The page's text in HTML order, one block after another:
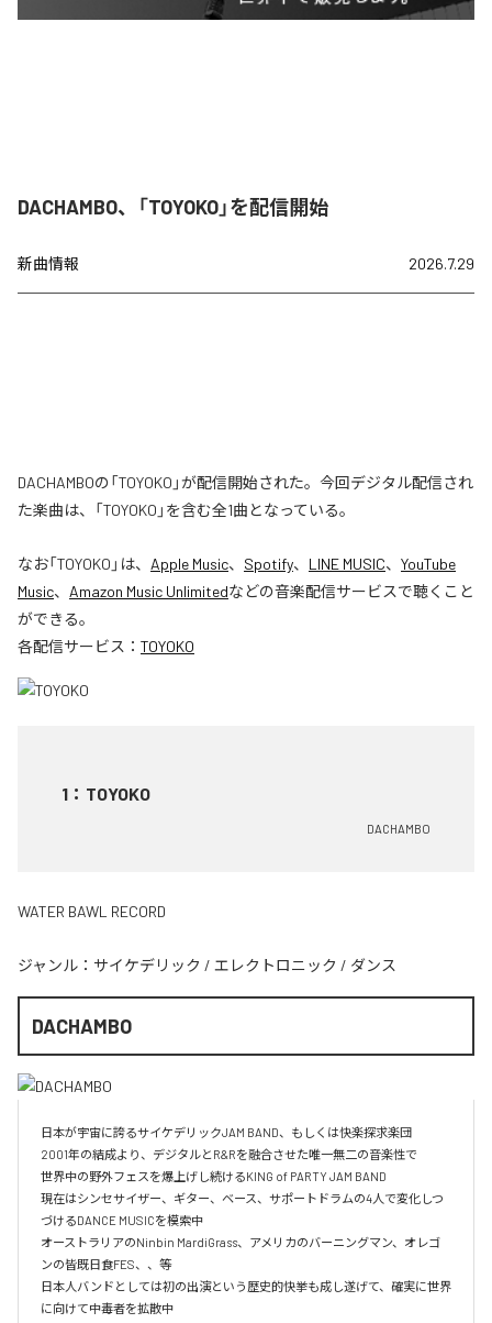
DACHAMBO、「TOYOKO」を配信開始
新曲情報 2026.7.29
DACHAMBOの「TOYOKO」が配信開始された。今回デジタル配信され
た楽曲は、「TOYOKO」を含む全1曲となっている。
なお「TOYOKO 」は、 Apple Music、 Spotify、 LINE MUSIC、 YouTube
Music、 Amazon Music Unlimitedなどの音楽配信サービスで聴くこと
ができる。
各配信サービス： TOYOKO
1 ： TOYOKO
DACHAMBO
WATER BAWL RECORD
ジャンル： サイケデリック / エレクトロニック / ダンス
DACHAMBO
日本が宇宙に誇るサイケデリックJAM BAND、もしくは快楽探求楽団
2001年の結成より、デジタルとR&Rを融合させた唯一無二の音楽性で
世界中の野外フェスを爆上げし続けるKING of PARTY JAM BAND
現在はシンセサイザー、ギター、ベース、サポートドラムの4人で変化しつ
づけるDANCE MUSICを模索中
オーストラリアのNinbin MardiGrass、アメリカのバーニングマン、オレゴ
ンの皆既日食FES、、等
日本人バンドとしては初の出演という歴史的快挙も成し遂げて、確実に世界
に向けて中毒者を拡散中